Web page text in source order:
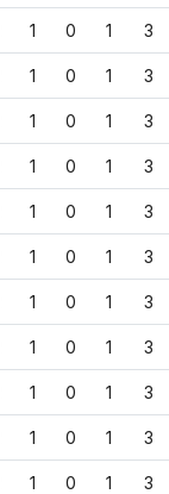
1 0 1 3
1 0 1 3
1 0 1 3
1 0 1 3
1 0 1 3
1 0 1 3
1 0 1 3
1 0 1 3
1 0 1 3
1 0 1 3
1 0 1 3